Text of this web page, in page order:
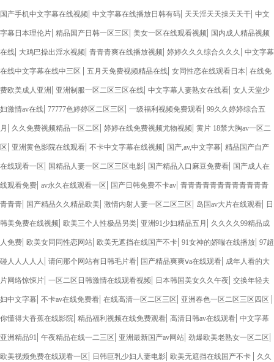
国产手机中文字幕在线视频| 中文字幕在线播放日韩有码| 天天淫天天操天天干| 中文
字幕日本理伦片| 精品国产日韩一区三区| 美女一区在线观看视频| 国内成人精品视频
在线| 大鸡巴操出淫水视频| 青青青爽在线播放视频| 婷婷久久久综合久久久 | 中文字幕
在线中文字幕在线中三区 | 五月天免费视频精品在线| 女同性恋在线观看日本| 在线免
费欧美成人亚洲 | 亚洲制服一区二区三区在线| 中文字幕人妻熟女在线看| 女人天堂少
妇激情av在线| 77777色婷婷区二区三区| 一级福利视频免费观看| 99久久婷婷综合五
月 | 久久免费视频精品一区二区| 婷婷在线免费视频尤物视频| 黄片 18禁大胸av一区二
区| 亚洲黄色影院在线观看| 不卡中文字幕在线视频| 国产,av,中文字幕| 精品国产自产
在线观看一区| 国精品人妻一区二区三区电影| 国产精品入口麻豆免费看| 国产成人在
线观看免费| av永久在线观看一区| 国产日韩免费不卡av| 青青青青青青青青青青青青
青青青| 国产精品久久精品欧美| 激情内射人妻一区二区三区| 岛国av大片在线观看| 日
韩美免费在线视频| 欧美三个人性极品另类| 亚洲91少妇精品五月 | 久久久久99精品成
人免费| 欧美女同同性恋网站| 欧美无遮挡在线国产不卡| 91女神的娇喘在线播放| 97超
碰人人人人人 | 请问那个网站有日韩毛片看| 国产精品爽爽ⅴa在线观看| 成年人看的大
片网络惊悚片| 一区二区日韩激情在线观看视频| 日本韩国美女久久午夜| 交换年轻夫
妇中文字幕| 不卡av在线免费看| 在线高清一区二区三区| 亚洲春色一区二区三区四区 |
你懂得大香蕉在线影院| 精品福利视频在线免费观看| 高清日韩av在线观看| 中文字幕
亚洲精品91| 午夜精品在线一二三区| 亚洲最新国产av网站| 劲爆欧美老熟女一区二区|
欧美视频免费在线观看一区| 日韩巨乳少妇人妻电影| 欧美无遮挡在线国产不卡 | 久久